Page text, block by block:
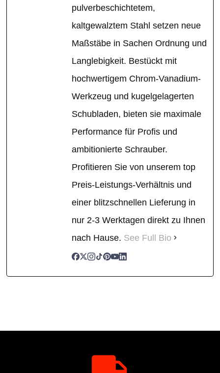
pulverbeschichtetem,
kaltgewalztem Stahl setzen neue
Maßstäbe in Sachen Ordnung und
Langlebigkeit. Bestückt mit
hochwertigem Chrom-Vanadium-
Werkzeug und kugelgelagerten
Schubladen, bieten sie maximale
Performance für Profis und
ambitionierte Schrauber.
Profitieren Sie von unserem top
Preis-Leistungs-Verhältnis und
einer blitzschnellen Lieferung in
nur 2-3 Werktagen direkt zu Ihnen
nach Hause. See Full Bio